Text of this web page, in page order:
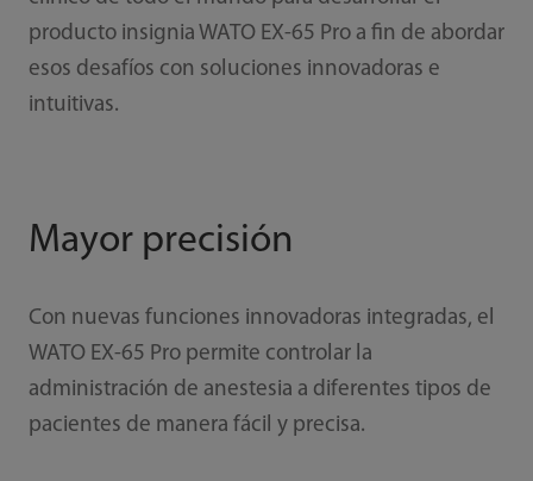
producto insignia WATO EX-65 Pro a fin de abordar
esos desafíos con soluciones innovadoras e
intuitivas.
Mayor precisión
Con nuevas funciones innovadoras integradas, el
WATO EX-65 Pro permite controlar la
administración de anestesia a diferentes tipos de
pacientes de manera fácil y precisa.